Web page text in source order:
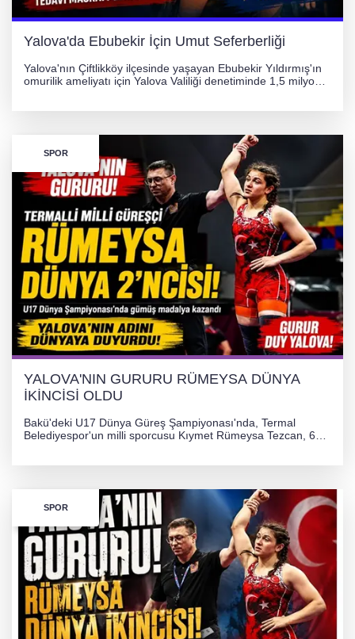
Yalova'da Ebubekir İçin Umut Seferberliği
Yalova'nın Çiftlikköy ilçesinde yaşayan Ebubekir Yıldırmış'ın
omurilik ameliyatı için Yalova Valiliği denetiminde 1,5 milyon
SPOR
YALOVA'NIN GURURU RÜMEYSA DÜNYA
İKİNCİSİ OLDU
Bakü'deki U17 Dünya Güreş Şampiyonası'nda, Termal
Belediyespor'un milli sporcusu Kıymet Rümeysa Tezcan, 69
SPOR